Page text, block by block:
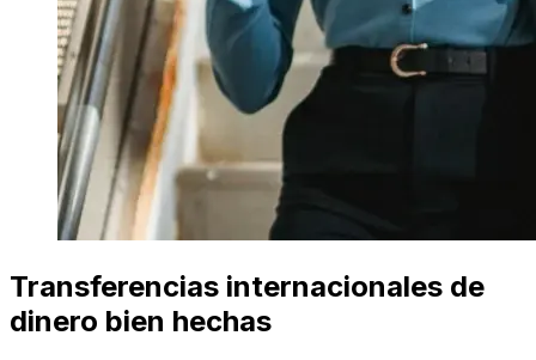
Transferencias internacionales de
dinero bien hechas